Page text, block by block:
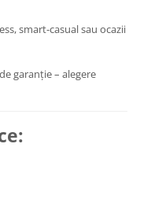
smart-casual sau ocazii
garanție – alegere